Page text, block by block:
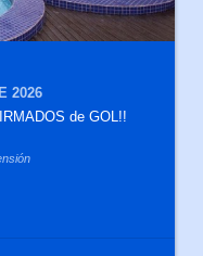
2026
de GOL!!